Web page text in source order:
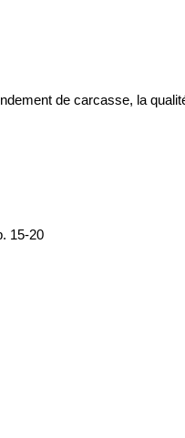
de carcasse, la
15-20